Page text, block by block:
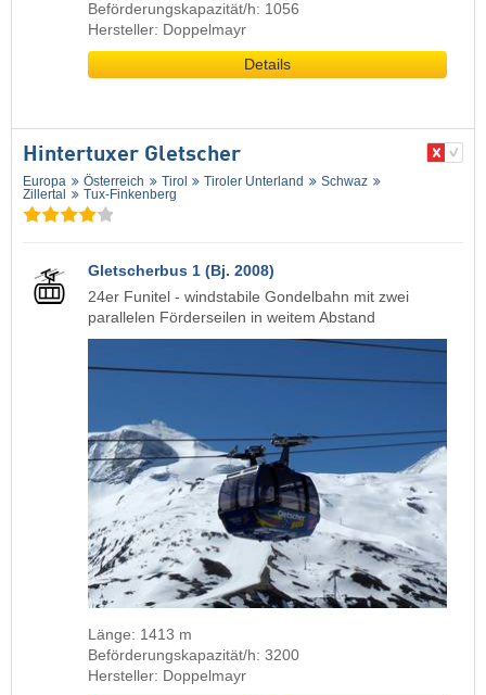
Beförderungskapazität/h: 1056
Hersteller: Doppelmayr
Details
Hintertuxer Gletscher
Europa Österreich Tirol Tiroler Unterland
Schwaz
Zillertal
Tux-Finkenberg
Gletscherbus 1 (Bj. 2008)
24er Funitel - windstabile Gondelbahn mit zwei
parallelen Förderseilen in weitem Abstand
Länge: 1413 m
Beförderungskapazität/h: 3200
Hersteller: Doppelmayr